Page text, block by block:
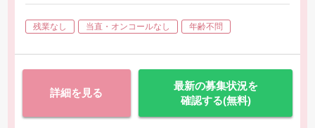
残業なし 当直・オンコールなし 年齢不問
詳細を見る
最新の募集状況を
確認する(無料)